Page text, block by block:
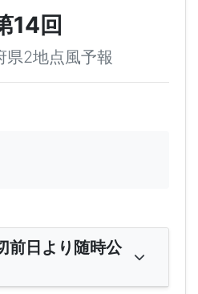
14回
県2地点風予報
前日より随時公